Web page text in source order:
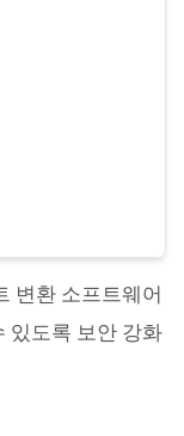
변환 소프트웨어
도록 보안 강화